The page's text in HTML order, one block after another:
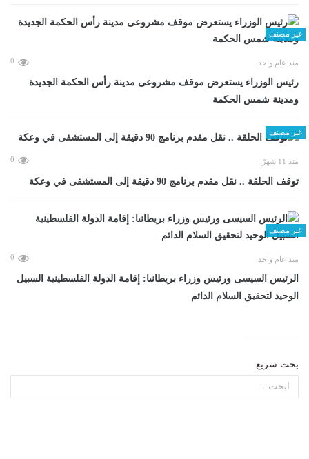
غير مصنف
منذ عام واحد 0
رئيس الوزراء يستعرض موقف مشروعى مدينة رأس الحكمة الجديدة
ومدينة شمس الحكمة
غير مصنف
منذ 11 شهرًا 0
توقف الحلقة .. نقل مقدم برنامج 90 دقيقة إلى المستشفى في وعكة
غير مصنف
منذ عام واحد 0
الرئيس السيسى ورئيس وزراء بريطانىا: إقامة الدولة الفلسطينية السبيل
الوحيد لتحقيق السلام الدائم
بحث سريع: